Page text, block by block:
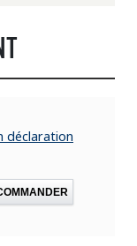
déclaration